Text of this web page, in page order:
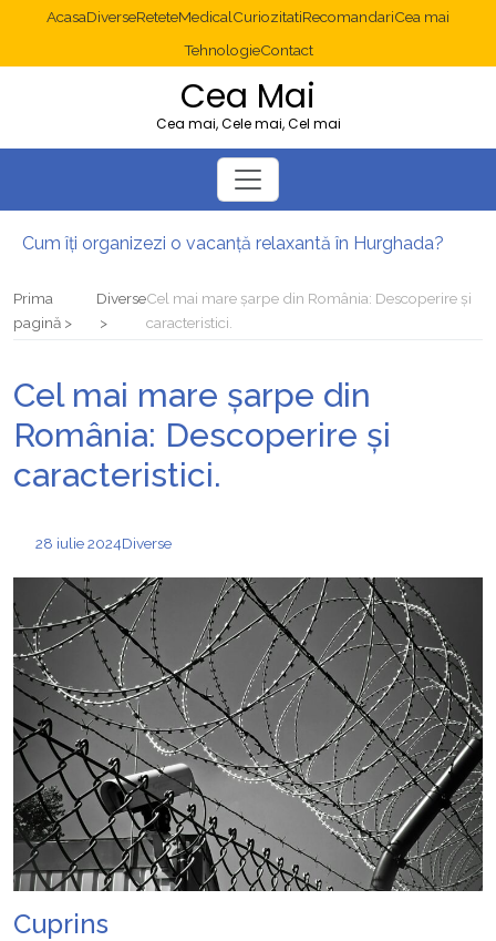
AcasaDiverseReteteMedicalCuriozitatiRecomandariCea mai
TehnologieContact
Cea Mai
Cea mai, Cele mai, Cel mai
Cum îți organizezi o vacanță relaxantă în Hurghada?
Multisite WordPress și Mastodon: cum gestionezi mai multe site-uri
Prima
pagină
DiverseCel mai mare șarpe din România: Descoperire și
caracteristici.
Cel mai mare șarpe din
România: Descoperire și
caracteristici.
28 iulie 2024Diverse
Cuprins